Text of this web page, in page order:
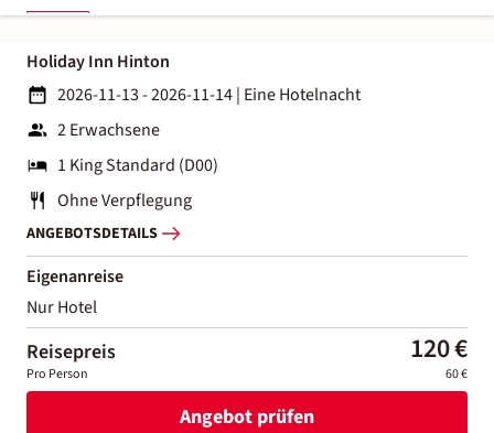
Holiday Inn Hinton
2026-11-13 - 2026-11-14| Eine Hotelnacht
2 Erwachsene
1 King Standard (D00)
Ohne Verpflegung
ANGEBOTSDETAILS
Eigenanreise
Nur Hotel
Reisepreis 120 €
Pro Person 60 €
Angebot prüfen